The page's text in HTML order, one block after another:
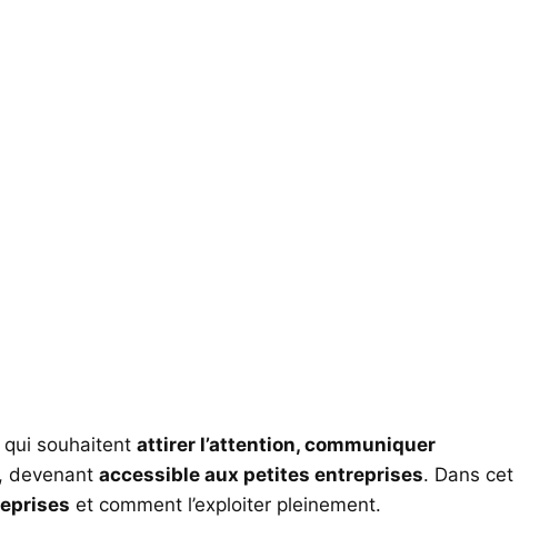
qui souhaitent attirer l’attention, communiquer
devenant accessible aux petites entreprises. Dans cet
et comment l’exploiter pleinement.